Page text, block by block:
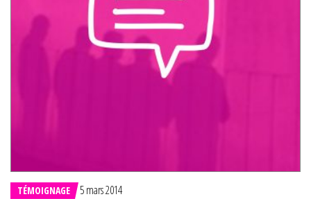
TÉMOIGNAGE 5 mars 2014